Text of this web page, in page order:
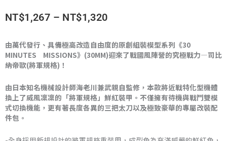
NT$1,267 – NT$1,320價
範
NT$1,267
NT$1,320
由萬代發行、具備極高改造自由度的原創組裝模型系列《30
MINUTES MISSIONS》(30MM)迎來了戰國風陣營的究極戰力—司比
納帝歐(將軍規格)！
由日本知名機械設計師海老川兼武親自監修，本款將近戰特化型機體
換上了威風凜凜的「將軍規格」鮮紅裝甲。不僅擁有待機與戰鬥雙模
式切換機能，更有著長度各異的三把太刀以及極致豪華的專屬改裝配
件包。